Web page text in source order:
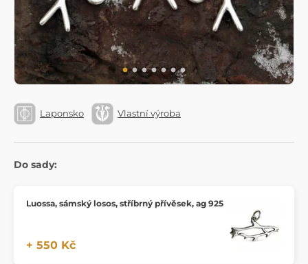
Laponsko Vlastní výroba
Do sady:
Luossa, sámský losos, stříbrný přívěsek, ag 925
+ 550 Kč